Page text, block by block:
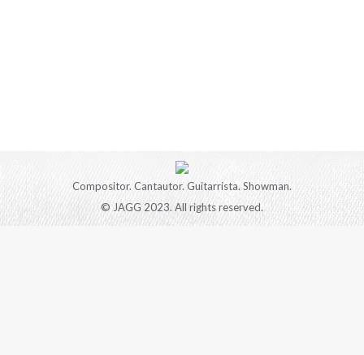
Compositor. Cantautor. Guitarrista. Showman.
© JAGG 2023. All rights reserved.